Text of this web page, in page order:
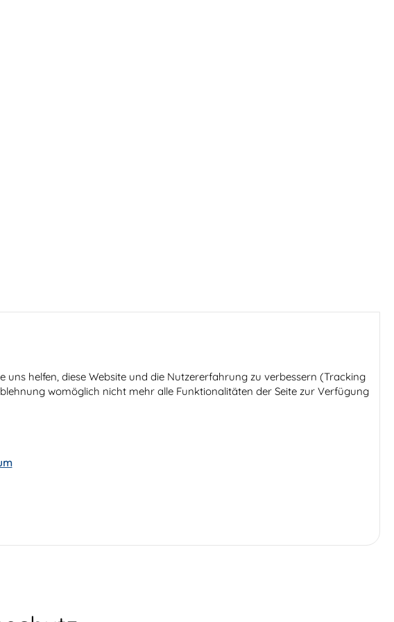
helfen, diese Website und die Nutzererfahrung zu verbessern (Tracking
womöglich nicht mehr alle Funktionalitäten der Seite zur Verfügung